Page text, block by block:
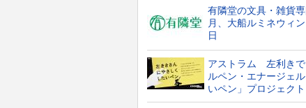
有隣堂の文具・雑貨
月、大船ルミネウィ
日
アストラム 左利きで
ルペン・エナージェ
いペン」プロジェク